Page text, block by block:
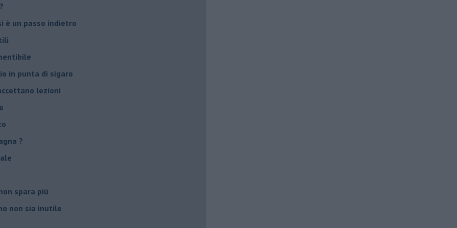
è un passo indietro
in punta di sigaro
lezioni
?
spara più
non sia inutile